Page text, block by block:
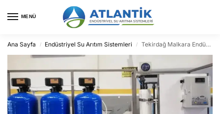
MENÜ
Ana Sayfa / Endüstriyel Su Arıtım Sistemleri / Tekirdağ Malkara Endüstriyel Su Arıtma